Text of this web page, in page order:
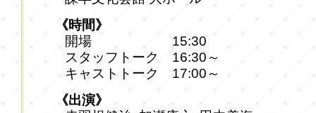
《時間》
開場 15:30
スタッフトーク 16:30～
キャストトーク 17:00～
《出演》